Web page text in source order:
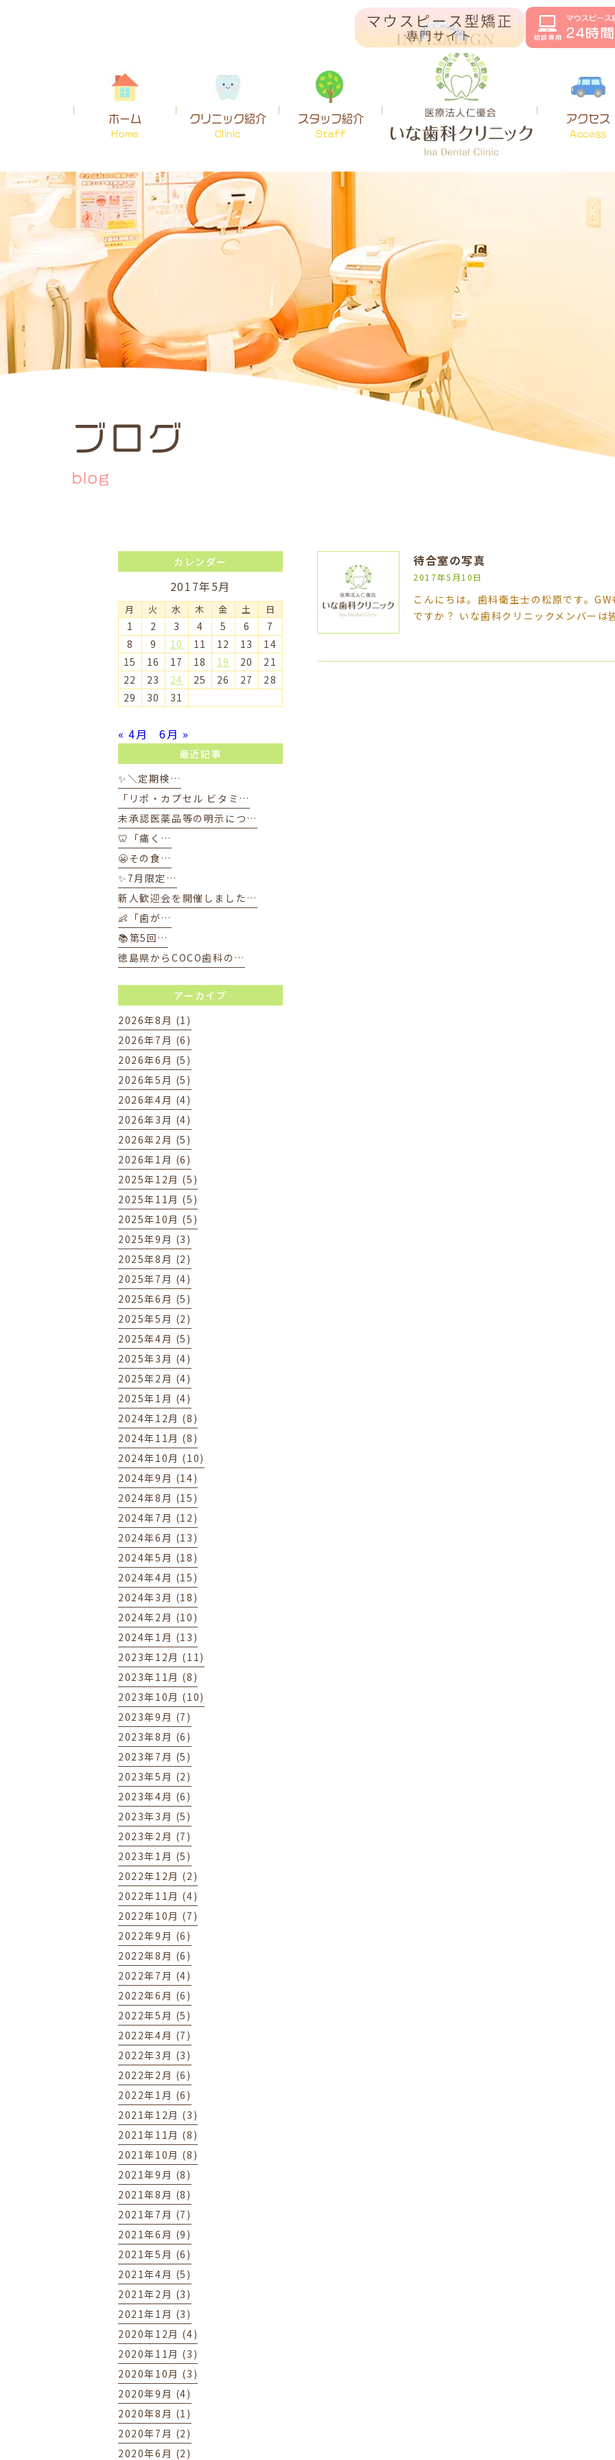
ホーム
Home
クリニック紹介
Clinic
スタッフ紹介
Staff
アクセス
Access
ブログ
blog
待合室の写真
2017年5月10日
こんにちは。歯科衛生士の松原です。
ですか？ いな歯科クリニックメンバー
カレンダー
2017年5月
月 火 水 木 金 土 日
1 2 3 4 5 6
7
8
9 10 11 12 13
14
15
16 17 18 19 20
21
22
23 24 25 26 27
28
29
30 31
« 4月 6月 »
最近記事
✨＼定期検…
「リポ・カプセル ビタミ…
未承認医薬品等の明示につ…
🦷「痛く…
😬その食…
✨7月限定…
新人歓迎会を開催しました…
👶「歯が…
📚第5回…
徳島県からCOCO歯科の…
アーカイブ
2026年8月 (1)
2026年7月 (6)
2026年6月 (5)
2026年5月 (5)
2026年4月 (4)
2026年3月 (4)
2026年2月 (5)
2026年1月 (6)
2025年12月 (5)
2025年11月 (5)
2025年10月 (5)
2025年9月 (3)
2025年8月 (2)
2025年7月 (4)
2025年6月 (5)
2025年5月 (2)
2025年4月 (5)
2025年3月 (4)
2025年2月 (4)
2025年1月 (4)
2024年12月 (8)
2024年11月 (8)
2024年10月 (10)
2024年9月 (14)
2024年8月 (15)
2024年7月 (12)
2024年6月 (13)
2024年5月 (18)
2024年4月 (15)
2024年3月 (18)
2024年2月 (10)
2024年1月 (13)
2023年12月 (11)
2023年11月 (8)
2023年10月 (10)
2023年9月 (7)
2023年8月 (6)
2023年7月 (5)
2023年5月 (2)
2023年4月 (6)
2023年3月 (5)
2023年2月 (7)
2023年1月 (5)
2022年12月 (2)
2022年11月 (4)
2022年10月 (7)
2022年9月 (6)
2022年8月 (6)
2022年7月 (4)
2022年6月 (6)
2022年5月 (5)
2022年4月 (7)
2022年3月 (3)
2022年2月 (6)
2022年1月 (6)
2021年12月 (3)
2021年11月 (8)
2021年10月 (8)
2021年9月 (8)
2021年8月 (8)
2021年7月 (7)
2021年6月 (9)
2021年5月 (6)
2021年4月 (5)
2021年2月 (3)
2021年1月 (3)
2020年12月 (4)
2020年11月 (3)
2020年10月 (3)
2020年9月 (4)
2020年8月 (1)
2020年7月 (2)
2020年6月 (2)